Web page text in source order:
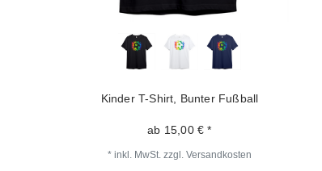
Kinder T-Shirt, Bunter Fußball
ab 15,00 € *
* inkl. MwSt. zzgl. Versandkosten